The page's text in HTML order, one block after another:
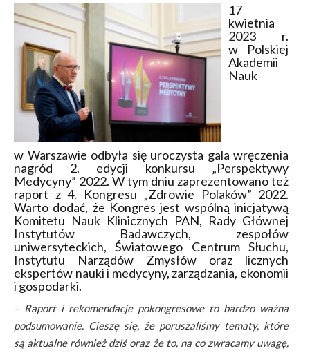
17
kwietnia
2023 r.
w Polskiej
Akademii
Nauk
w Warszawie odbyła się uroczysta gala wręczenia
nagród 2. edycji konkursu „Perspektywy
Medycyny” 2022. W tym dniu zaprezentowano też
raport z 4. Kongresu „Zdrowie Polaków” 2022.
Warto dodać, że Kongres jest wspólną inicjatywą
Komitetu Nauk Klinicznych PAN, Rady Głównej
Instytutów Badawczych, zespołów
uniwersyteckich, Światowego Centrum Słuchu,
Instytutu Narządów Zmysłów oraz licznych
ekspertów nauki i medycyny, zarządzania, ekonomii
i gospodarki.
– Raport i rekomendacje pokongresowe to bardzo ważna
podsumowanie. Cieszę się, że poruszaliśmy tematy, które
są aktualne również dziś oraz że to, na co zwracamy uwagę,